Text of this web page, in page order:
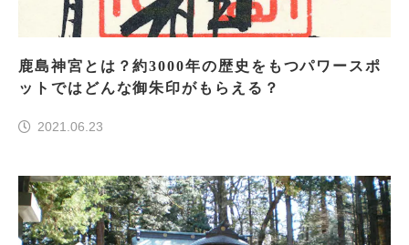
鹿島神宮とは？約3000年の歴史をもつパワースポ
ットではどんな御朱印がもらえる？
2021.06.23